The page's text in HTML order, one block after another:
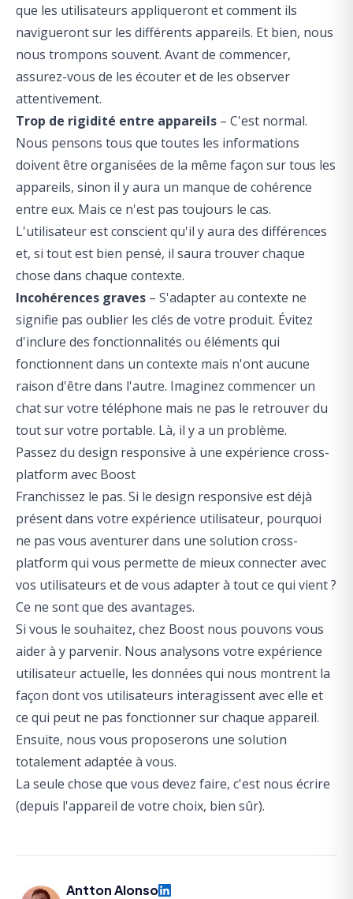
que les utilisateurs appliqueront et comment ils
navigueront sur les différents appareils. Et bien, nous
nous trompons souvent. Avant de commencer,
assurez-vous de les écouter et de les observer
attentivement.
Trop de rigidité entre appareils – C'est normal.
Nous pensons tous que toutes les informations
doivent être organisées de la même façon sur tous les
appareils, sinon il y aura un manque de cohérence
entre eux. Mais ce n'est pas toujours le cas.
L'utilisateur est conscient qu'il y aura des différences
et, si tout est bien pensé, il saura trouver chaque
chose dans chaque contexte.
Incohérences graves – S'adapter au contexte ne
signifie pas oublier les clés de votre produit. Évitez
d'inclure des fonctionnalités ou éléments qui
fonctionnent dans un contexte mais n'ont aucune
raison d'être dans l'autre. Imaginez commencer un
chat sur votre téléphone mais ne pas le retrouver du
tout sur votre portable. Là, il y a un problème.
Passez du design responsive à une expérience cross-
platform avec Boost
Franchissez le pas. Si le design responsive est déjà
présent dans votre expérience utilisateur, pourquoi
ne pas vous aventurer dans une solution cross-
platform qui vous permette de mieux connecter avec
vos utilisateurs et de vous adapter à tout ce qui vient ?
Ce ne sont que des avantages.
Si vous le souhaitez, chez Boost nous pouvons vous
aider à y parvenir. Nous analysons votre expérience
utilisateur actuelle, les données qui nous montrent la
façon dont vos utilisateurs interagissent avec elle et
ce qui peut ne pas fonctionner sur chaque appareil.
Ensuite, nous vous proposerons une solution
totalement adaptée à vous.
La seule chose que vous devez faire, c'est nous écrire
(depuis l'appareil de votre choix, bien sûr).
Antton Alonso